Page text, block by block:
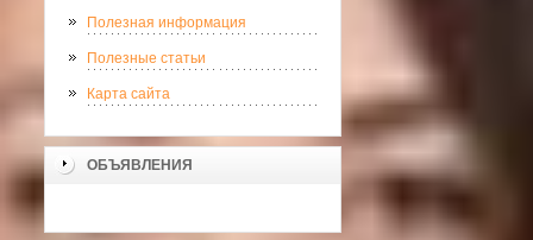
Полезная информация
Полезные статьи
Карта сайта
ОБЪЯВЛЕНИЯ